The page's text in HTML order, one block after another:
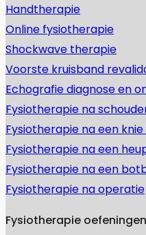
Handtherapie
Online fysiotherapie
Shockwave therapie
Voorste kruisband
Echografie diagnose en
Fysiotherapie na
Fysiotherapie na een
Fysiotherapie na een
Fysiotherapie na een
Fysiotherapie na operatie
Fysiotherapie oefeningen